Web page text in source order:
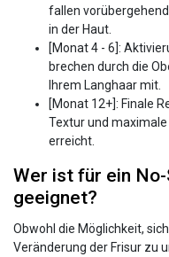
fallen
in der Haut.
[Monat 4 - 6]:
brechen durch die
Ihrem Langhaar mit.
[Monat 12+]: Finale
Textur und
erreicht.
Wer ist für ein
geeignet?
Obwohl die Möglichkeit,
Veränderung der Frisur zu